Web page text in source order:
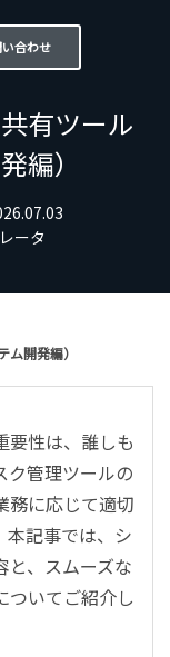
合わせ
有ツール
編）
ータ
開発編）
要性は、誰しも
ク管理ツールの
務に応じて適切
本記事では、シ
と、スムーズな
ついてご紹介し